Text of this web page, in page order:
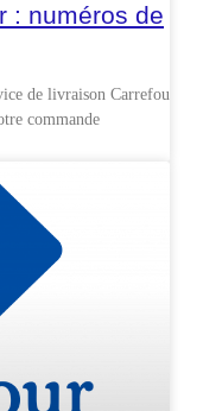
: numéros de
de livraison Carrefour ?
commande